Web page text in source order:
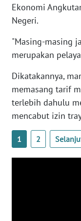
Ekonomi
Negeri.
"Masing-masing
merupakan
Dikatakannya,
memasang tarif
terlebih dahulu
mencabut izin
1 2
WN
SULTENG
SULBAR
WN
SUMBAR
WN